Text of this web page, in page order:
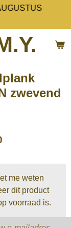
zwevend
me weten
dit product
voorraad is.